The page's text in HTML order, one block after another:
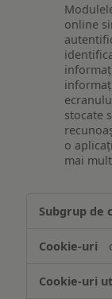
online
stocate
o
mai
și/sau
informațiilor
pe